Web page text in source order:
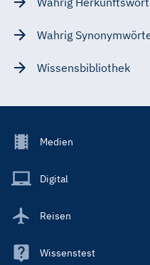
Wahrig
Wissensbibliothek
Footer
Main
Medien
Digital
Reisen
Wissenstest